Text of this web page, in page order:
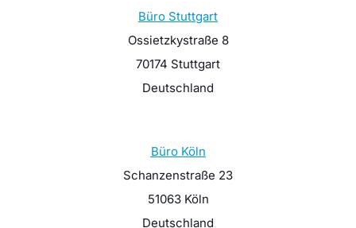
Büro Stuttgart
Ossietzkystraße 8
70174 Stuttgart
Deutschland
Büro Köln
Schanzenstraße 23
51063 Köln
Deutschland